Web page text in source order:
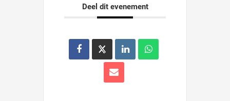
Deel dit evenement